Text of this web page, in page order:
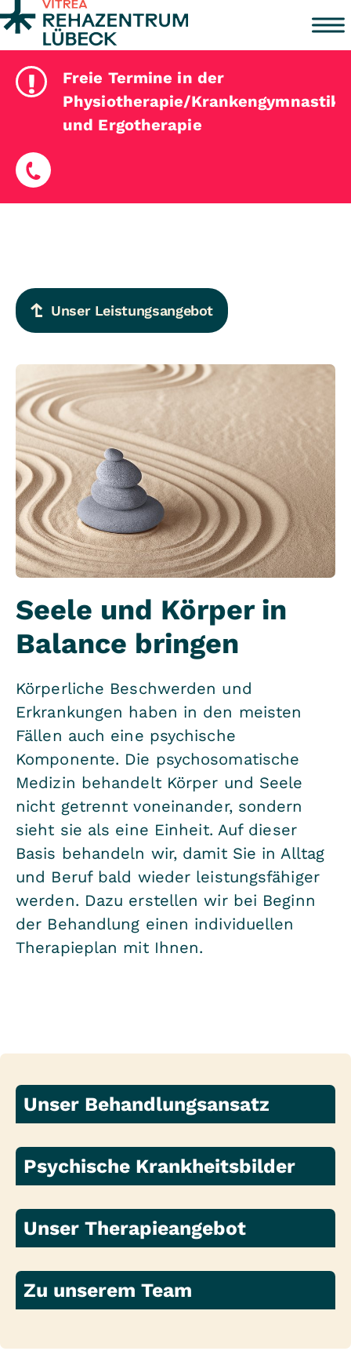
Zum Inhalt springen
!
Freie Termine in der
Physiotherapie/Krankengymnastik
und Ergotherapie
Unser Leistungsangebot
Seele und Körper in
Balance bringen
Körperliche Beschwerden und
Erkrankungen haben in den meisten
Fällen auch eine psychische
Komponente. Die psychosomatische
Medizin behandelt Körper und Seele
nicht getrennt voneinander, sondern
sieht sie als eine Einheit. Auf dieser
Basis behandeln wir, damit Sie in Alltag
und Beruf bald wieder leistungsfähiger
werden. Dazu erstellen wir bei Beginn
der Behandlung einen individuellen
Therapieplan mit Ihnen.
Unser Behandlungsansatz
Psychische Krankheitsbilder
Unser Therapieangebot
Zu unserem Team